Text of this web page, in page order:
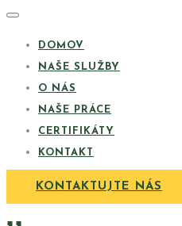
DOMOV
NAŠE SLUŽBY
O NÁS
NAŠE PRÁCE
CERTIFIKÁTY
KONTAKT
KONTAKTUJTE NÁS